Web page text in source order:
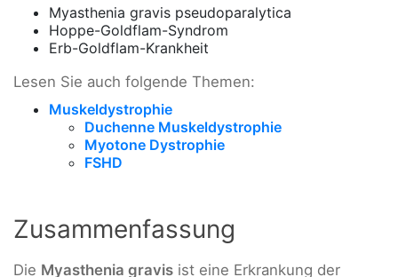
Myasthenia gravis pseudoparalytica
Hoppe-Goldflam-Syndrom
Erb-Goldflam-Krankheit
Lesen Sie auch folgende Themen:
Muskeldystrophie
Duchenne Muskeldystrophie
Myotone Dystrophie
FSHD
Zusammenfassung
Die Myasthenia gravis ist eine Erkrankung der